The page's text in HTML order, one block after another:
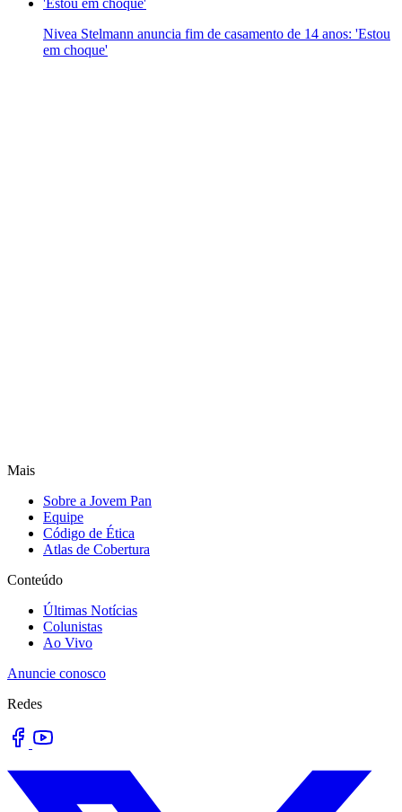
Nivea Stelmann anuncia fim de casamento de 14 anos: 'Estou
em choque'
Mais
Sobre a Jovem Pan
Equipe
Código de Ética
Atlas de Cobertura
Conteúdo
Últimas Notícias
Colunistas
Ao Vivo
Anuncie conosco
Redes